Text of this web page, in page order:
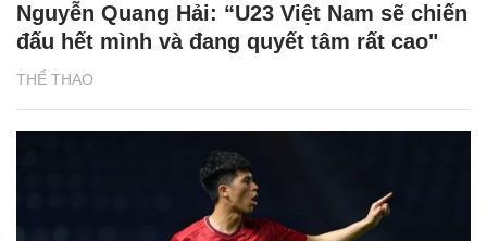
THỂ THAO
Nguyễn Quang Hải: “U23 Việt Nam sẽ chiến
đấu hết mình và đang quyết tâm rất cao"